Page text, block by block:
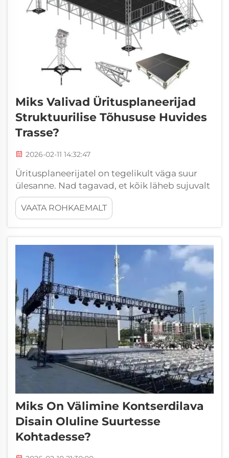
Miks Valivad Üritusplaneerijad
Struktuurilise Tõhususe Huvides
Trasse?
2026-02-11 14:32:47
Üritusplaneerijatel on tegelikult väga suur
ülesanne. Nad tagavad, et kõik läheb sujuvalt
pidudel, konverentsidel ja esinemistel. Üks
oluline asi, millest nad mõtlevad, on ürituste
jaoks tugevate ja turvaliste konstruktsioonide
Rõhtesid on nagu toed...
VAATA ROHKAEMALT
Miks On Välimine Kontserdilava
Disain Oluline Suurtesse
Kohtadesse?